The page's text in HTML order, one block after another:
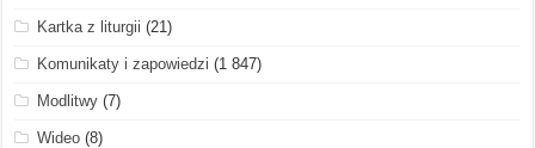
Kartka z liturgii (21)
Komunikaty i zapowiedzi (1 847)
Modlitwy (7)
Wideo (8)